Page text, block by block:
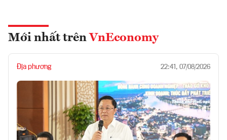
Mới nhất trên VnEconomy
Địa phương 22:41, 07/08/2026